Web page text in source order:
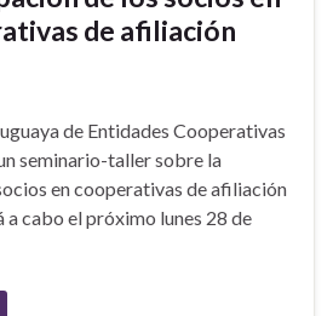
de afiliación
de Entidades Cooperativas
seminario-taller sobre la
en cooperativas de afiliación
a cabo el próximo lunes 28 de